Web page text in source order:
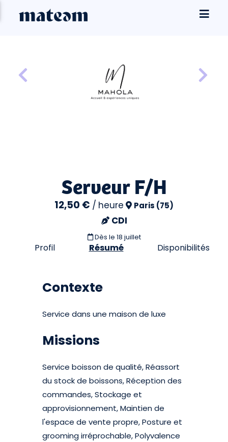
Serveur F/H
12,50 € / heure Paris (75)
CDI
Dès le 18 juillet
Profil Résumé Disponibilités
Contexte
Service dans une maison de luxe
Missions
Service boisson de qualité, Réassort
du stock de boissons, Réception des
commandes, Stockage et
approvisionnement, Maintien de
l'espace de vente propre, Posture et
grooming irréprochable, Polyvalence